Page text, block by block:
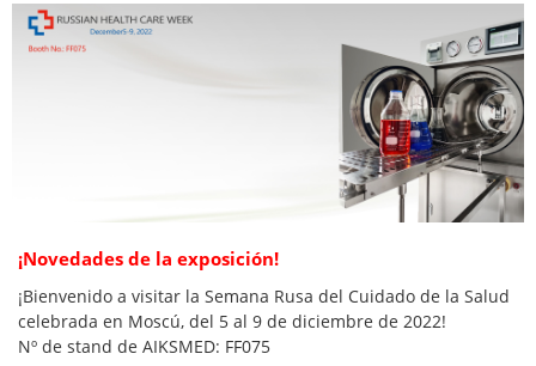
¡Novedades de la exposición!
¡Bienvenido a visitar la Semana Rusa del Cuidado de la Salud
celebrada en Moscú, del 5 al 9 de diciembre de 2022!
Nº de stand de AIKSMED: FF075